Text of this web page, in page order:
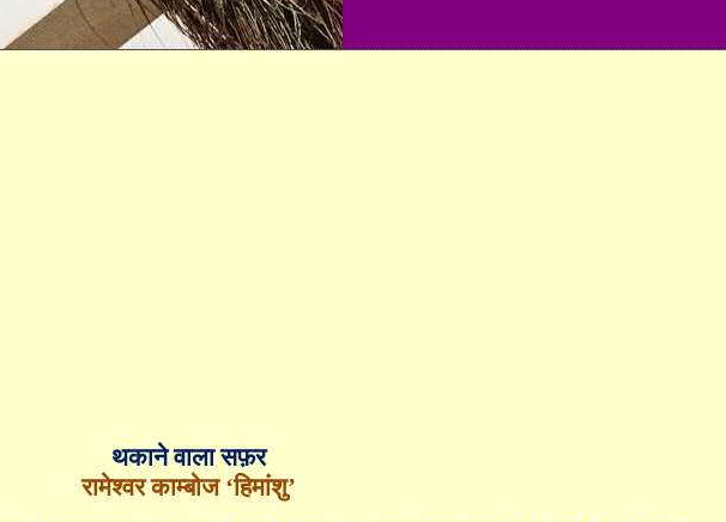
थकाने वाला सफ़र
रामेश्वर काम्बोज ‘हिमांशु’